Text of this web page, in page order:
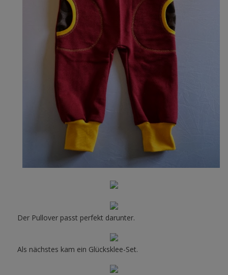
Der Pullover passt perfekt darunter.
Als nächstes kam ein Glücksklee-Set.